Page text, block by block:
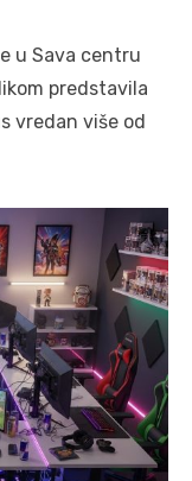
u Sava centru
predstavila
vredan više od